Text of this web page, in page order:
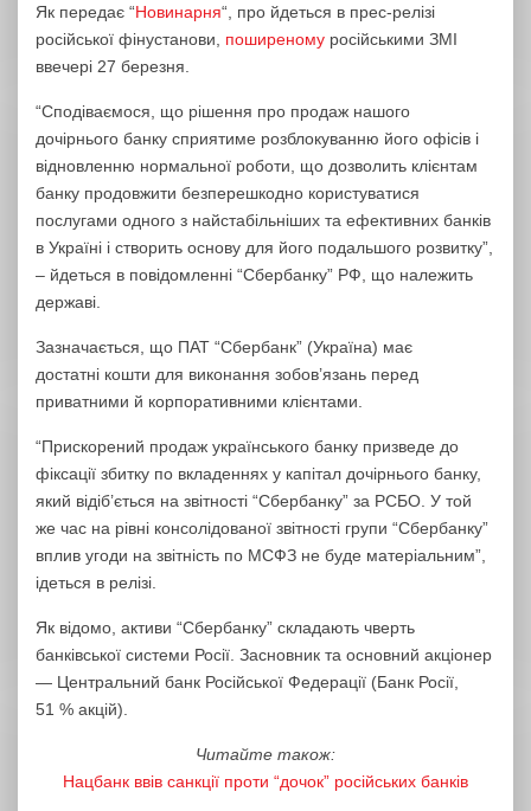
Як передає “Новинарня“, про йдеться в прес-релізі
російської фінустанови, поширеному російськими ЗМІ
ввечері 27 березня.
“Сподіваємося, що рішення про продаж нашого
дочірнього банку сприятиме розблокуванню його офісів і
відновленню нормальної роботи, що дозволить клієнтам
банку продовжити безперешкодно користуватися
послугами одного з найстабільніших та ефективних банків
в Україні і створить основу для його подальшого розвитку”,
– йдеться в повідомленні “Сбербанку” РФ, що належить
державі.
Зазначається, що ПАТ “Сбербанк” (Україна) має
достатні кошти для виконання зобов’язань перед
приватними й корпоративними клієнтами.
“Прискорений продаж українського банку призведе до
фіксації збитку по вкладеннях у капітал дочірнього банку,
який відіб’ється на звітності “Сбербанку” за РСБО. У той
же час на рівні консолідованої звітності групи “Сбербанку”
вплив угоди на звітність по МСФЗ не буде матеріальним”,
ідеться в релізі.
Як відомо, активи “Сбербанку” складають чверть
банківської системи Росії. Засновник та основний акціонер
— Центральний банк Російської Федерації (Банк Росії,
51 % акцій).
Читайте також:
Нацбанк ввів санкції проти “дочок” російських банків